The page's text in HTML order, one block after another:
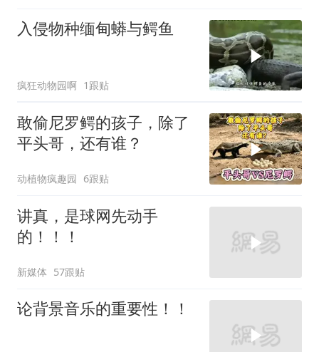
入侵物种缅甸蟒与鳄鱼
疯狂动物园啊 1跟贴
敢偷尼罗鳄的孩子，除了
平头哥，还有谁？
动植物疯趣园 6跟贴
讲真，是球网先动手
的！！！
新媒体 57跟贴
论背景音乐的重要性！！